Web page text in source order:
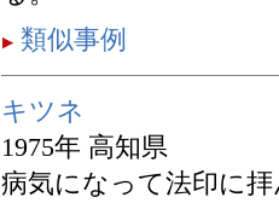
類似事例
キツネ
1975年 高知県
病気になって法印に